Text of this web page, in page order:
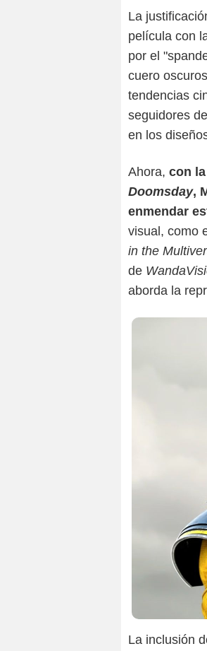
La
película con
por el
cuero
tendencias
seguidores
en los
Ahora, con
Doomsday,
enmendar
visual, como
in the
de
aborda la
La inclusión